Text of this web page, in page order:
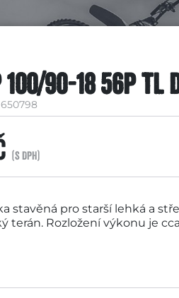
90-18 56P TL
(s DPH)
stavěná pro starší lehká a
terán. Rozložení výkonu je
100/90-18 56P TL D602F
4000Kč . Tato pneumatika je
jsou ráfek - 18, dezén -